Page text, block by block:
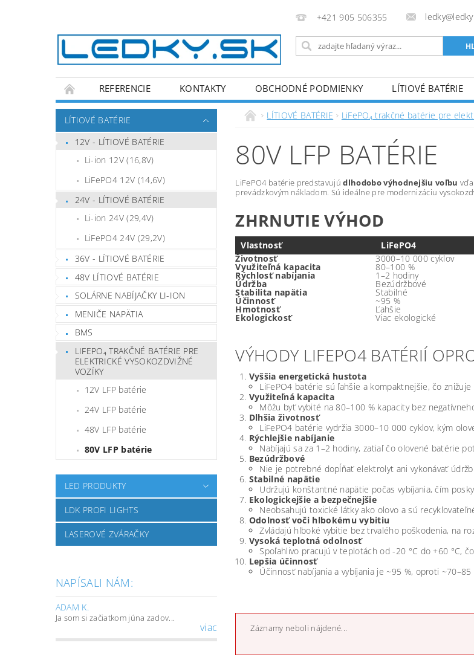
+421 905 506355
REFERENCIE KONTAKTY OBCHODNÉ PODMIENKY LÍTIOVÉ BATÉRIE
LASEROVÉ ZVÁRAČKY
LÍTIOVÉ BATÉRIE
12V - LÍTIOVÉ BATÉRIE
Li-ion 12V (16,8V)
LiFePO4 12V (14,6V)
24V - LÍTIOVÉ BATÉRIE
Li-ion 24V (29,4V)
LiFePO4 24V (29,2V)
36V - LÍTIOVÉ BATÉRIE
48V LÍTIOVÉ BATÉRIE
SOLÁRNE NABÍJAČKY LI-ION
MENIČE NAPÄTIA
BMS
LIFEPO₄ TRAKČNÉ BATÉRIE PRE
ELEKTRICKÉ VYSOKOZDVIŽNÉ
VOZÍKY
12V LFP batérie
24V LFP batérie
48V LFP batérie
80V LFP batérie
LED PRODUKTY
LDK PROFI LIGHTS
LASEROVÉ ZVÁRAČKY
NAPÍSALI NÁM:
ADAM K.
Ja som si začiatkom júna zadov...
viac
LÍTIOVÉ BATÉRIE LiFePO₄ trakčné batérie pre
80V LFP BATÉRIE
LiFePO4 batérie predstavujúdlhodobo výhodnejšiu voľbu
prevádzkovým nákladom. Sú ideálne pre modernizáciu
ZHRNUTIE VÝHOD
Vlastnosť LiFePO4
Životnosť
3000–10 000 cyklov
Využiteľná kapacita 80–100 %
Rýchlosť nabíjania 1–2 hodiny
Údržba Bezúdržbové
Stabilita napätia Stabilné
Účinnosť ~95 %
Hmotnosť Ľahšie
Ekologickosť Viac ekologické
VÝHODY LIFEPO4 BATÉRIÍ
Vyššia energetická hustota
LiFePO4 batérie sú ľahšie a kompaktnejšie, čo
Využiteľná kapacita
Môžu byť vybité na 80–100 % kapacity bez
Dlhšia životnosť
LiFePO4 batérie vydržia 3000–10 000 cyklov, kým
Rýchlejšie nabíjanie
Nabíjajú sa za 1–2 hodiny, zatiaľ čo olovené batérie
Bezúdržbové
Nie je potrebné dopĺňať elektrolyt ani vykonávať
Stabilné napätie
Udržujú konštantné napätie počas vybíjania, čím
Ekologickejšie a bezpečnejšie
Neobsahujú toxické látky ako olovo a sú
Odolnosť voči hlbokému vybitiu
Zvládajú hlboké vybitie bez trvalého poškodenia, na
Vysoká teplotná odolnosť
Spoľahlivo pracujú v teplotách od -20 °C do +60 °C,
Lepšia účinnosť
Účinnosť nabíjania a vybíjania je ~95 %, oproti
Záznamy neboli nájdené...